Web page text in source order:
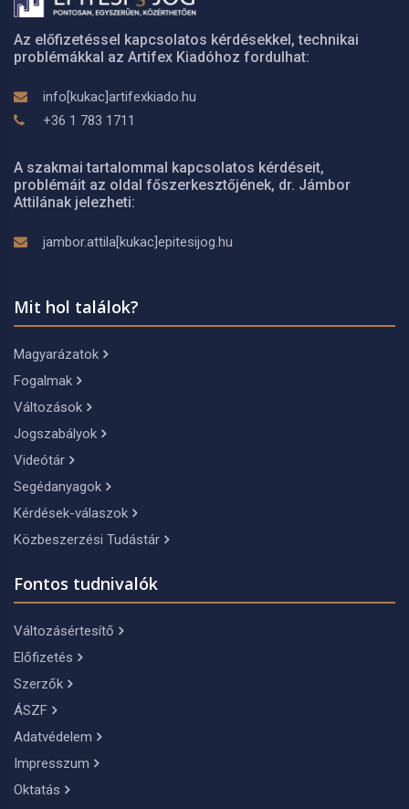
Az előfizetéssel kapcsolatos kérdésekkel, technikai
problémákkal az Artifex Kiadóhoz fordulhat:
info[kukac]artifexkiado.hu
+36 1 783 1711
A szakmai tartalommal kapcsolatos kérdéseit,
problémáit az oldal főszerkesztőjének, dr. Jámbor
Attilának jelezheti:
jambor.attila[kukac]epitesijog.hu
Mit hol találok?
Magyarázatok
Fogalmak
Változások
Jogszabályok
Videótár
Segédanyagok
Kérdések-válaszok
Közbeszerzési Tudástár
Fontos tudnivalók
Változásértesítő
Előfizetés
Szerzők
ÁSZF
Adatvédelem
Impresszum
Oktatás